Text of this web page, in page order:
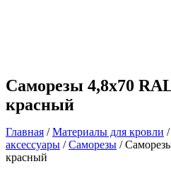
Саморезы 4,8х70
красный
Главная /Материалы для кровли /
аксессуары /Саморезы /
красный